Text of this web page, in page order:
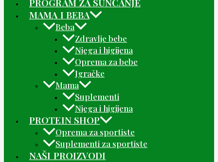
MAMA I BEBA
Beba
Zdravlje bebe
Njega i higijena
Oprema za bebe
Igračke
Mama
Suplementi
Njega i higijena
PROTEIN SHOP
Oprema za sportiste
Suplementi za sportiste
NAŠI PROIZVODI